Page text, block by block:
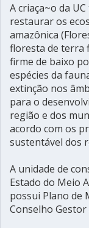
A criaça~o da
restaurar os
amazônica
floresta de terra
firme de baixo
espécies da
extinção nos
para o
região e dos
acordo com os
sustentável dos
A unidade de
Estado do Meio
possui Plano de
Conselho Gestor